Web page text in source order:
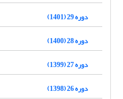
دوره 29 (1401)
دوره 28 (1400)
دوره 27 (1399)
دوره 26 (1398)